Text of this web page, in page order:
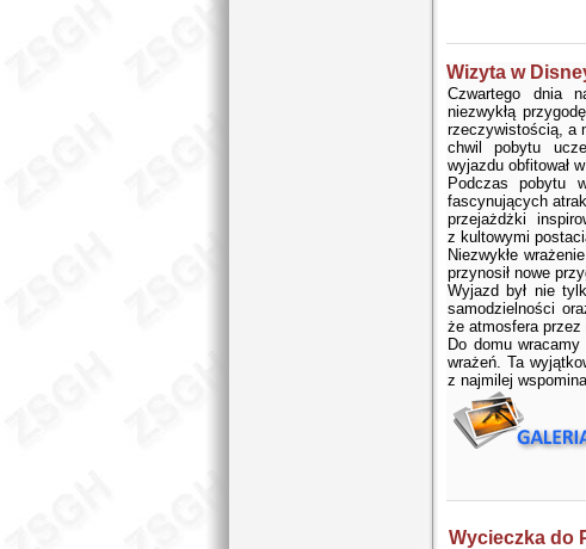
Wizyta w
Czwartego dnia
niezwykłą
rzeczywistością, a
chwil pobytu
wyjazdu obfitował
Podczas pobytu
fascynujących
przejażdżki
z kultowymi
Niezwykłe
przynosił nowe
Wyjazd był nie
samodzielności
że atmosfera przez
Do domu
wrażeń. Ta
z najmilej
Wycieczka do